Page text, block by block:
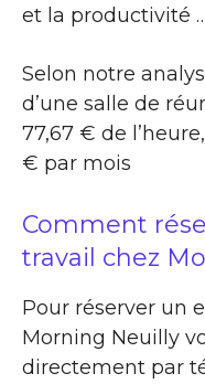
et la productivité
Selon notre
d’une salle de
77,67 € de
€ par mois
Comment
travail chez
Pour réserver un
Morning Neuilly
directement par